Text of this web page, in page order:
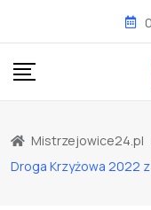
content
Mistrzejowice24.pl
Droga Krzyżowa 2022